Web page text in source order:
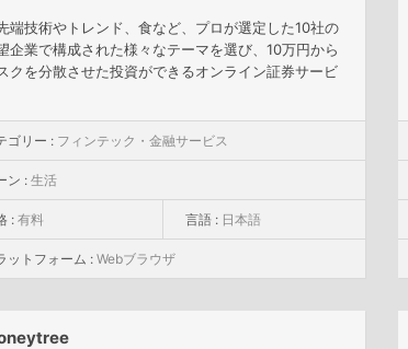
端技術やトレンド、食など、プロが選定した10社の
企業で構成された様々なテーマを選び、10万円から
クを分散させた投資ができるオンライン証券サービ
ゴリー : フィンテック・金融サービス
ン : 生活
: 有料 言語 : 日本語
ットフォーム :Webブラウザ